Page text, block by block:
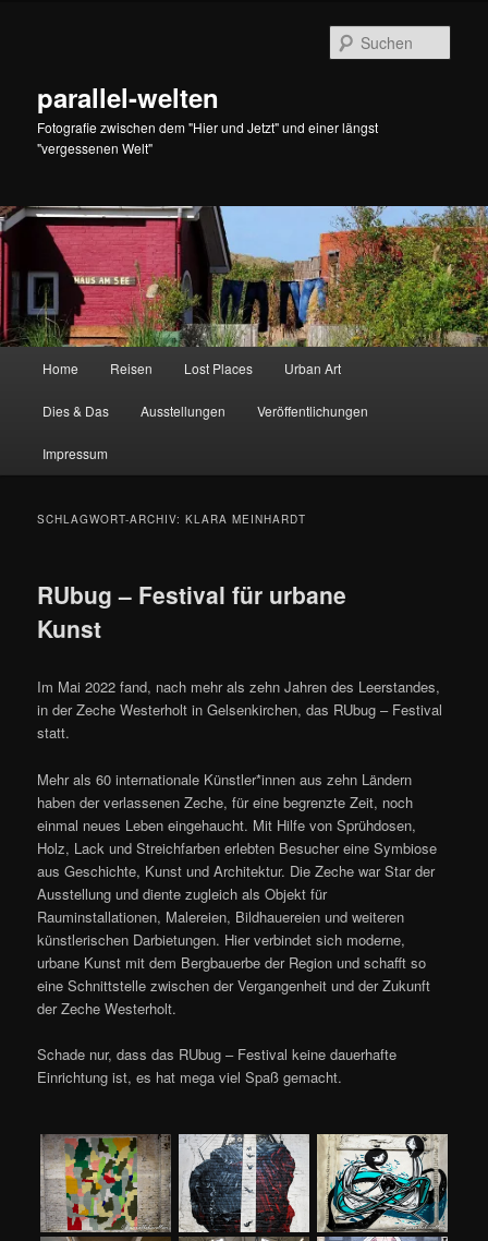
parallel-welten
Fotografie zwischen dem "Hier und Jetzt" und einer längst
"vergessenen Welt"
Home Reisen Lost Places Urban Art
Dies & Das Ausstellungen Veröffentlichungen
Impressum
SCHLAGWORT-ARCHIV:KLARA MEINHARDT
RUbug – Festival für urbane
Kunst
Im Mai 2022 fand, nach mehr als zehn Jahren des Leerstandes,
in der Zeche Westerholt in Gelsenkirchen, das RUbug – Festival
statt.
Mehr als 60 internationale Künstler*innen aus zehn Ländern
haben der verlassenen Zeche, für eine begrenzte Zeit, noch
einmal neues Leben eingehaucht. Mit Hilfe von Sprühdosen,
Holz, Lack und Streichfarben erlebten Besucher eine Symbiose
aus Geschichte, Kunst und Architektur. Die Zeche war Star der
Ausstellung und diente zugleich als Objekt für
Rauminstallationen, Malereien, Bildhauereien und weiteren
künstlerischen Darbietungen. Hier verbindet sich moderne,
urbane Kunst mit dem Bergbauerbe der Region und schafft so
eine Schnittstelle zwischen der Vergangenheit und der Zukunft
der Zeche Westerholt.
Schade nur, dass das RUbug – Festival keine dauerhafte
Einrichtung ist, es hat mega viel Spaß gemacht.